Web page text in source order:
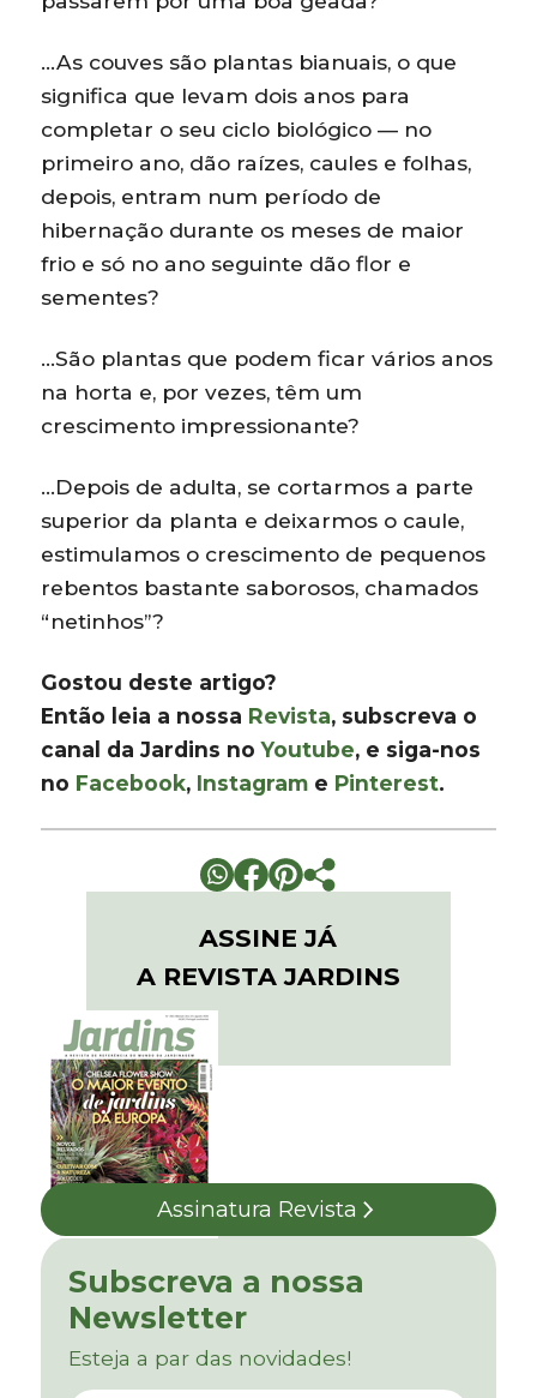
…As couves são plantas bianuais, o que
significa que levam dois anos para
completar o seu ciclo biológico — no
primeiro ano, dão raízes, caules e folhas,
depois, entram num período de
hibernação durante os meses de maior
frio e só no ano seguinte dão flor e
sementes?
…São plantas que podem ficar vários anos
na horta e, por vezes, têm um
crescimento impressionante?
…Depois de adulta, se cortarmos a parte
superior da planta e deixarmos o caule,
estimulamos o crescimento de pequenos
rebentos bastante saborosos, chamados
“netinhos”?
Gostou deste artigo?
Então leia a nossa Revista, subscreva o
canal da Jardins noYoutube, e siga-nos
no Facebook, Instagram e Pinterest.
ASSINE JÁ
A REVISTA JARDINS
Assinatura Revista
Subscreva a nossa
Newsletter
Esteja a par das novidades!